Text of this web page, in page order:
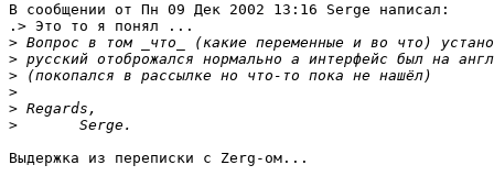
В сообщении от Пн 09 Дек 2002 13:16 Serge написал:
.> Это то я понял ...
>
>
>
>
>
>
Выдержка из переписки с Zerg-ом...